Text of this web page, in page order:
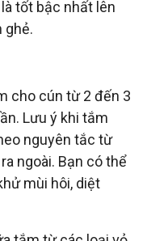
tốt bậc nhất lên
ghẻ.
cho cún từ 2 đến 3
Lưu ý khi tắm
nguyên tắc từ
ngoài. Bạn có thể
mùi hôi, diệt